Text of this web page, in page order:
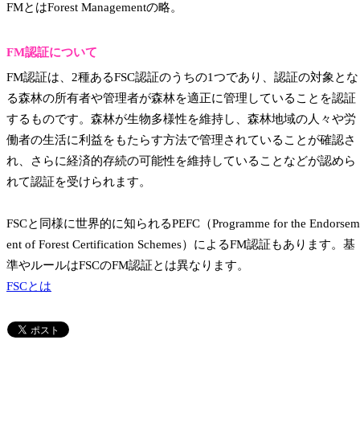
FMとはForest Managementの略。
FM認証について
FM認証は、2種あるFSC認証のうちの1つであり、認証の対象とな
る森林の所有者や管理者が森林を適正に管理していることを認証
するものです。森林が生物多様性を維持し、森林地域の人々や労
働者の生活に利益をもたらす方法で管理されていることが確認さ
れ、さらに経済的存続の可能性を維持していることなどが認めら
れて認証を受けられます。
FSCと同様に世界的に知られるPEFC（Programme for the Endorsem
ent of Forest Certification Schemes）によるFM認証もあります。基
準やルールはFSCのFM認証とは異なります。
FSCとは